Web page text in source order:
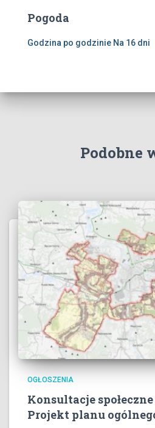
Pogoda
Godzina po godzinie Na 16 dni
Podobne
OGŁOSZENIA
Konsultacje
Projekt planu